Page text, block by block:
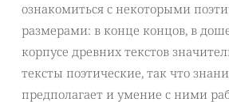
ознакомиться с некоторыми
размерами: в конце концов, в
корпусе древних текстов
тексты поэтические, так что
предполагает и умение с ними